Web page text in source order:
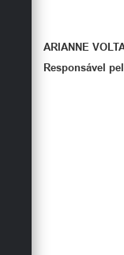
ARIANNE
Responsável